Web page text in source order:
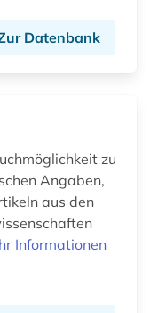
Datenbank
zu
Angaben,
aus den
Informationen